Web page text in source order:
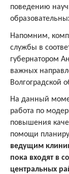
поведению
Напомним,
службы в
губернатором
важных
Волгоградской
На данный
работа по
повышения
помощи
ведущим
пока входят в
центральных